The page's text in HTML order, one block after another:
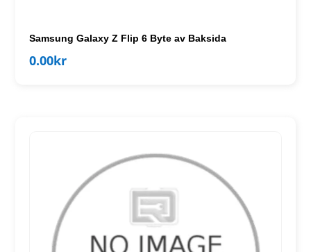
Samsung Galaxy Z Flip 6 Byte av Baksida
0.00kr